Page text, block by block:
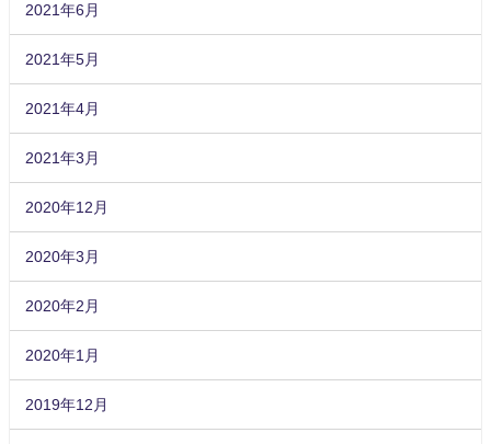
2021年6月
2021年5月
2021年4月
2021年3月
2020年12月
2020年3月
2020年2月
2020年1月
2019年12月